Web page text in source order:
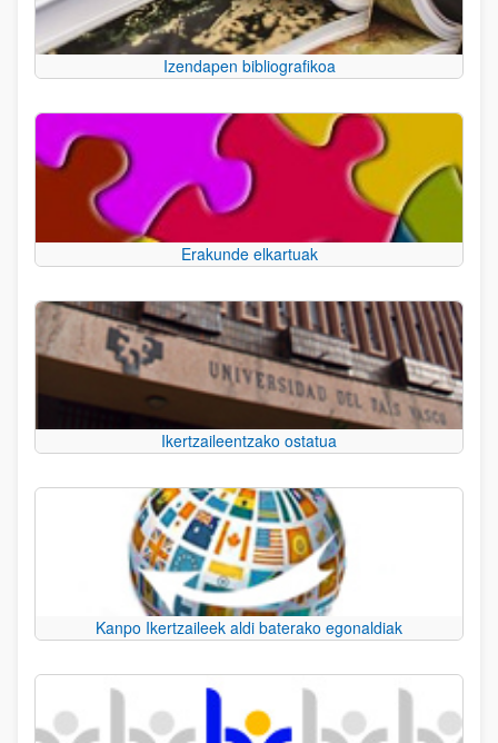
Izendapen bibliografikoa
Erakunde elkartuak
Ikertzaileentzako ostatua
Kanpo Ikertzaileek aldi baterako egonaldiak